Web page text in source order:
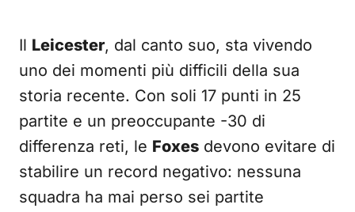
Il Leicester, dal canto suo, sta vivendo
uno dei momenti più difficili della sua
storia recente. Con soli 17 punti in 25
partite e un preoccupante -30 di
differenza reti, le Foxes devono evitare di
stabilire un record negativo: nessuna
squadra ha mai perso sei partite